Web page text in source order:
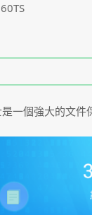
一個強大的文件